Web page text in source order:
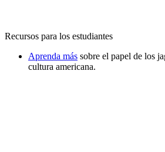
Recursos para los estudiantes
Aprenda más sobre el papel de los
cultura americana.